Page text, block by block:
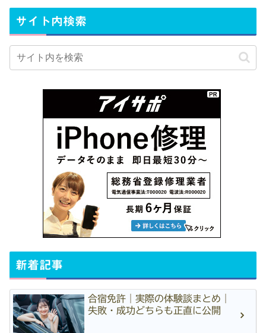
サイト内検索
新着記事
合宿免許｜実際の体験談まとめ｜
失敗・成功どちらも正直に公開